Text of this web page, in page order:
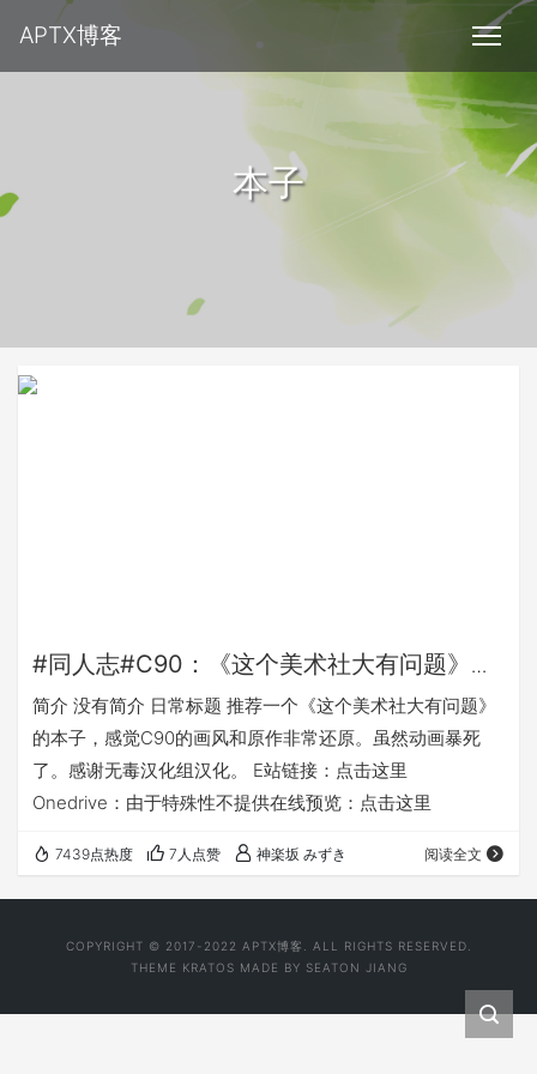
APTX博客
本子
#同人志#C90：《这个美术社大有问题》同
人志推荐
简介 没有简介 日常标题 推荐一个《这个美术社大有问题》
的本子，感觉C90的画风和原作非常还原。虽然动画暴死
了。感谢无毒汉化组汉化。 E站链接：点击这里
Onedrive：由于特殊性不提供在线预览：点击这里
7439点热度 7人点赞 神楽坂 みずき 阅读全文
COPYRIGHT © 2017-2022 APTX博客
. ALL RIGHTS RESERVED.
THEME KRATOS MADE BY SEATON JIANG